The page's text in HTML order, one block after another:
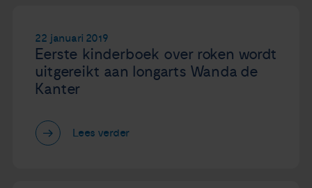
22 januari 2019
Eerste kinderboek over roken wordt
uitgereikt aan longarts Wanda de
Kanter
Lees verder